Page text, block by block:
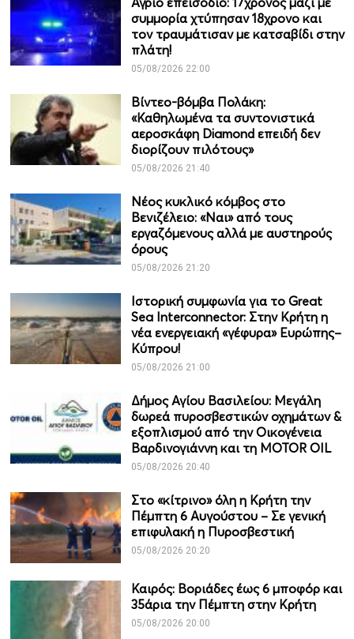
συμμορία χτύπησαν 18χρονο και
τον τραυμάτισαν με κατσαβίδι στην
πλάτη!
05/08/2026 22:00
Βίντεο-βόμβα Πολάκη:
«Καθηλωμένα τα συντονιστικά
αεροσκάφη Diamond επειδή δεν
διορίζουν πιλότους»
05/08/2026 21:40
Νέος κυκλικό κόμβος στο
Βενιζέλειο: «Ναι» από τους
εργαζόμενους αλλά με αυστηρούς
όρους
05/08/2026 21:20
Ιστορική συμφωνία για το Great
Sea Interconnector: Στην Κρήτη η
νέα ενεργειακή «γέφυρα» Ευρώπης–
Κύπρου!
05/08/2026 21:00
Δήμος Αγίου Βασιλείου: Μεγάλη
δωρεά πυροσβεστικών οχημάτων &
εξοπλισμού από την Οικογένεια
Βαρδινογιάννη και τη MOTOR OIL
05/08/2026 20:40
Στο «κίτρινο» όλη η Κρήτη την
Πέμπτη 6 Αυγούστου – Σε γενική
επιφυλακή η Πυροσβεστική
05/08/2026 20:20
Καιρός: Βοριάδες έως 6 μποφόρ και
35άρια την Πέμπτη στην Κρήτη
05/08/2026 20:00